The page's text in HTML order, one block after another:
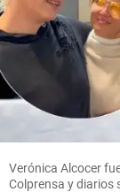
Verónica Alcocer
Colprensa y diarios